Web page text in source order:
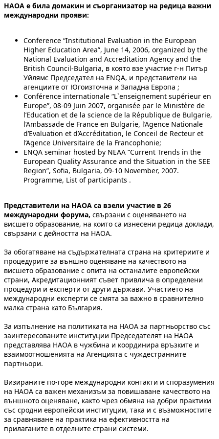
НАОА е била домакин и съорганизатор на редица важни
международни прояви:
Conference “Institutional Еvaluation in the Еuropean
Higher Education Area”, June 14, 2006, organized by the
National Evaluation and Accreditation Agency and the
British Council-Bulgaria, в която взе участие г-н Питър
Уйлямс Председател на ENQA, и представители на
агенциите от Югоизточна и Западна Европа ;
Conférence internationale “L`enseignement supérieur en
Europe”, 08-09 Juin 2007, organisée par le Ministère de
l’Education et de la science de la République de Bulgarie,
l’Ambassade de France en Bulgarie, l’Agence Nationale
d’Evaluation et d’Accréditation, le Conceil de Recteur et
l’Agence Universitaire de la Francophonie;
ENQA seminar hosted by NEAA “Current Trends in the
European Quality Assurance and the Situation in the SEE
Region”, Sofia, Bulgaria, 09-10 November, 2007.
Programme, List of participants .
Представители на НАОА са взели участие в 26
международни форума, свързани с оценяването на
висшето образование, на които са изнесени редица доклади,
свързани с дейността на НАОА.
За обогатяване на съдържателната страна на критериите и
процедурите за външно оценяване на качеството на
висшето образование с опита на останалите европейски
страни, Акредитационният съвет привлича в определени
процедури и експерти от други държави. Участието на
международни експерти се смята за важно в сравнително
малка страна като България.
За изпълнение на политиката на НАОА за партньорство със
заинтересованите институции Председателят на НАОА
представлява НАОА в чужбина и координира връзките и
взаимоотношенията на Агенцията с чуждестранните
партньори.
Визираните по-горе международни контакти и споразумения
на НАОА са важен механизъм за повишаване качеството на
външното оценяване, както чрез обмяна на добри практики
със сродни европейски институции, така и с възможностите
за сравняване на практика на ефективността на
прилаганите в отделните страни системи.